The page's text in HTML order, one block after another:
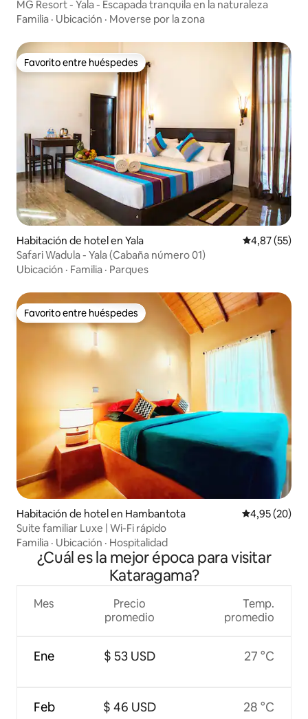
MG Resort - Yala - Escapada tranquila en la naturaleza
Familia · Ubicación · Moverse por la zona
Favorito entre huéspedes
Favorito entre huéspedes
Habitación de hotel en Yala Calificación
4,87 (55)
Safari Wadula - Yala (Cabaña número 01)
Ubicación · Familia · Parques
Favorito entre huéspedes
Favorito entre huéspedes
Habitación de hotel en Hambantota Calificación
4,95 (20)
Suite familiar Luxe | Wi-Fi rápido
Familia · Ubicación · Hospitalidad
¿Cuál es la mejor época para visitar
Kataragama?
Mes
Ene
Feb
Precio
promedio
$ 53 USD
$ 46 USD
Temp.
promedio
27 °C
28 °C